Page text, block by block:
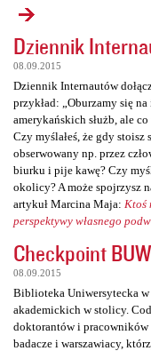
Dziennik
08.09.2015
Dziennik Internautów
przykład: „Oburzamy się
amerykańskich służb, ale
Czy myślałeś, że gdy
obserwowany np. przez
biurku i pije kawę? Czy
okolicy? A może spojrzysz
artykuł Marcina Maja: Ktoś
perspektywy własnego
Checkpoint BUW
08.09.2015
Biblioteka Uniwersytecka w
akademickich w stolicy.
doktorantów i pracowników
badacze i warszawiacy,